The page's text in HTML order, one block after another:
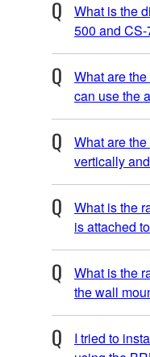
What is the
500 and
What are
can use the
What are
vertically
What is the
is attached
What is the
the wall
I tried to